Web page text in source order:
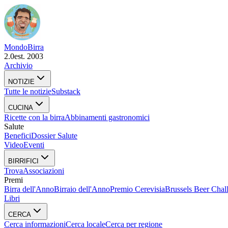
MondoBirra
2.0est. 2003
Archivio
NOTIZIE
Tutte le notizieSubstack
CUCINA
Ricette con la birraAbbinamenti gastronomici
Salute
BeneficiDossier Salute
VideoEventi
BIRRIFICI
TrovaAssociazioni
Premi
Birra dell'AnnoBirraio dell'AnnoPremio CerevisiaBrussels Beer
Libri
CERCA
Cerca informazioniCerca localeCerca per regione